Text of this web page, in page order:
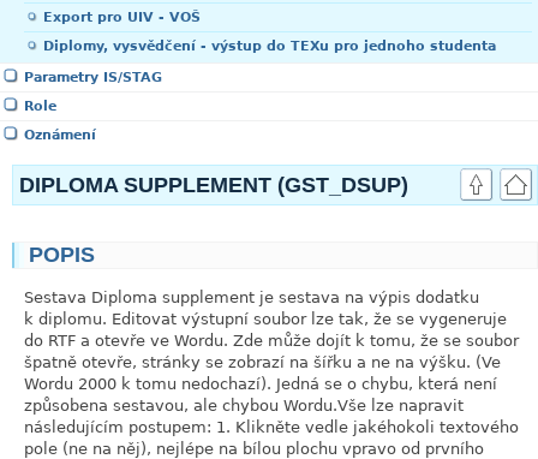
Export pro UIV - VOŠ
Diplomy, vysvědčení - výstup do TEXu pro jednoho studenta
Parametry IS/STAG
Role
Oznámení
DIPLOMA SUPPLEMENT (GST_DSUP)
POPIS
Sestava Diploma supplement je sestava na výpis dodatku
k diplomu. Editovat výstupní soubor lze tak, že se vygeneruje
do RTF a otevře ve Wordu. Zde může dojít k tomu, že se soubor
špatně otevře, stránky se zobrazí na šířku a ne na výšku. (Ve
Wordu 2000 k tomu nedochazí). Jedná se o chybu, která není
způsobena sestavou, ale chybou Wordu.Vše lze napravit
následujícím postupem: 1. Klikněte vedle jakéhokoli textového
pole (ne na něj), nejlépe na bílou plochu vpravo od prvního